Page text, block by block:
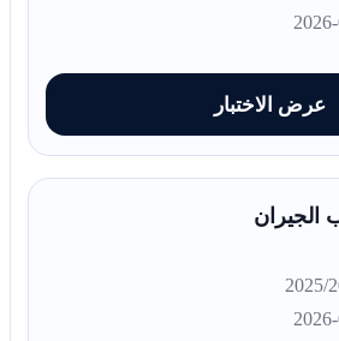
عرض الاختبار
الجيران